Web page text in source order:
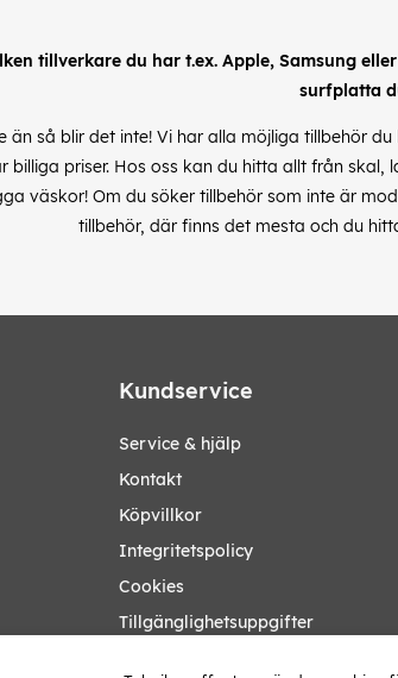
tillverkare du har t.ex. Apple, Samsung
surfplatta
än så blir det inte! Vi har alla möjliga tillbehör
billiga priser. Hos oss kan du hitta allt från
väskor! Om du söker tillbehör som inte är
tillbehör, där finns det mesta och du
Kundservice
Service & hjälp
Kontakt
Köpvillkor
Integritetspolicy
Cookies
Tillgänglighetsuppgifter